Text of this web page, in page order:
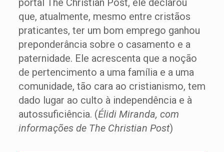
portal The Christian Post, ele declarou
que, atualmente, mesmo entre cristãos
praticantes, ter um bom emprego ganhou
preponderância sobre o casamento e a
paternidade. Ele acrescenta que a noção
de pertencimento a uma família e a uma
comunidade, tão cara ao cristianismo, tem
dado lugar ao culto à independência e à
autossuficiência. (Élidi Miranda, com
informações de The Christian Post)